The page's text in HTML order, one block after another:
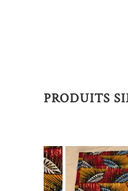
PRODUITS